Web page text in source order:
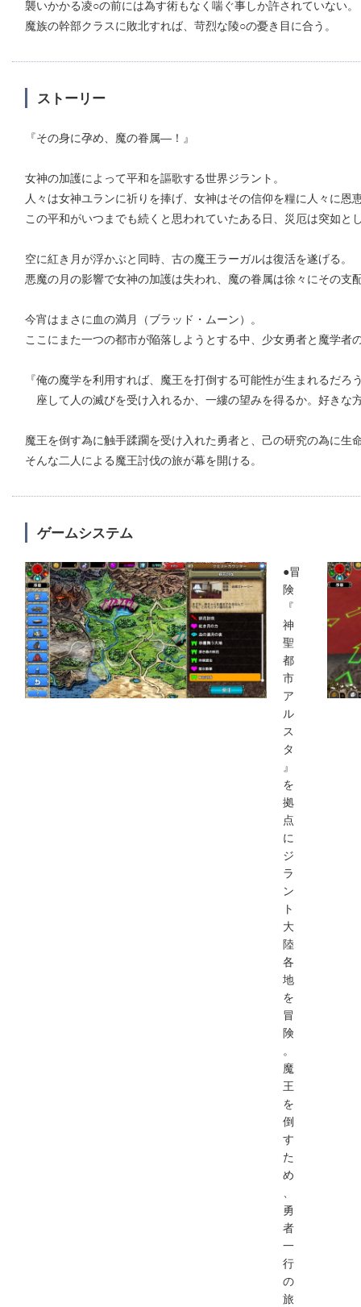
襲いかかる凌○の前には為す術もなく喘ぐ事しか許されていない。
魔族の幹部クラスに敗北すれば、苛烈な陵○の憂き目に合う。
ストーリー
『その身に孕め、魔の眷属―！』
女神の加護によって平和を謳歌する世界ジラント。
人々は女神ユランに祈りを捧げ、女神はその信仰を糧に人々に恩
この平和がいつまでも続くと思われていたある日、災厄は突如と
空に紅き月が浮かぶと同時、古の魔王ラーガルは復活を遂げる。
悪魔の月の影響で女神の加護は失われ、魔の眷属は徐々にその支
今宵はまさに血の満月（ブラッド・ムーン）。
ここにまた一つの都市が陥落しようとする中、少女勇者と魔学者
『俺の魔学を利用すれば、魔王を打倒する可能性が生まれるだろ
座して人の滅びを受け入れるか、一縷の望みを得るか。好きな
魔王を倒す為に触手蹂躙を受け入れた勇者と、己の研究の為に生
そんな二人による魔王討伐の旅が幕を開ける。
ゲームシステム
●冒
険
『
神
聖
都
市
ア
ル
ス
タ
』
を
拠
点
に
ジ
ラ
ン
ト
大
陸
各
地
を
冒
険
。
魔
王
を
倒
す
た
め
、
勇
者
一
行
の
旅